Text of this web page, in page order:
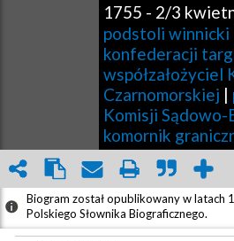
1755 - 2/3
podstoli winnicki
konfederacji
współzałożyciel
Czarnomorskiej |
Komisji Sądowo-
komornik
Biogram został opublikowany w latach
Polskiego Słownika Biograficznego.